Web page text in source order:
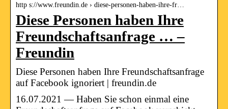
http s://www.freundin.de › diese-personen-haben-ihre-fr…
Diese Personen haben Ihre
Freundschaftsanfrage … –
Freundin
Diese Personen haben Ihre Freundschaftsanfrage
auf Facebook ignoriert | freundin.de
16.07.2021 — Haben Sie schon einmal eine